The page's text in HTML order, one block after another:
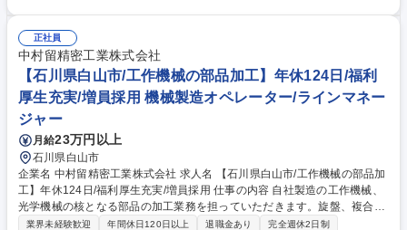
おける業務全般(シフト管理及びメンバーマネジメント) ■お客様対応:ご来
店のお客様が持ち込んだ商品の買取査定をお任せ！ 【買取商材】ポケモン
カード/ブランド品/古美術品など 【当社の大事にする価値観】品物を買取
るだけでなく〈お客様の品物への想いや思い出も伺い気持ちを整理してい
ただいたうえで買取る〉ことを大切にしています。 募集職種 ＜地域限定
職/ラスパ白山＞ブランドアイテムの鑑定・買取スタッフ/年休120日
正社員
中村留精密工業株式会社
【石川県白山市/工作機械の部品加工】年休124日/福利
厚生充実/増員採用 機械製造オペレーター/ラインマネー
ジャー
月給23万円以上
石川県白山市
企業名 中村留精密工業株式会社 求人名 【石川県白山市/工作機械の部品加
工】年休124日/福利厚生充実/増員採用 仕事の内容 自社製造の工作機械、
光学機械の核となる部品の加工業務を担っていただきます。旋盤、複合加
工機、マシニングセンタ（門型）を使用した部品加工業務となります。工
業界未経験歓迎 年間休日120日以上 退職金あり 完全週休2日制